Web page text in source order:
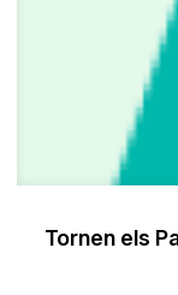
Tornen els